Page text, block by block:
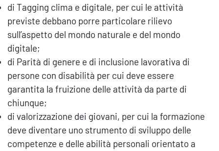
di Tagging clima e digitale, per cui le attività
previste debbano porre particolare rilievo
sull’aspetto del mondo naturale e del mondo
digitale;
di Parità di genere e di inclusione lavorativa di
persone con disabilità per cui deve essere
garantita la fruizione delle attività da parte di
chiunque;
di valorizzazione dei giovani, per cui la formazione
deve diventare uno strumento di sviluppo delle
competenze e delle abilità personali orientato a